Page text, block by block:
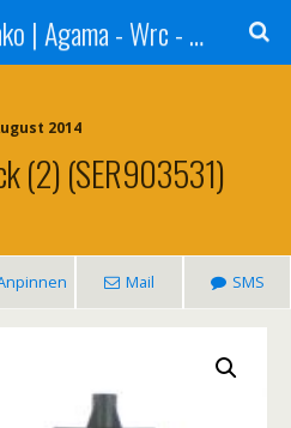
Modellsport Trinko | Agama - Wrc - Reds - Sweep - Xceed - Serpent - Ufra Tyres - Matrix Racing Tyres
2014
(2) (SER903531)
Mail SMS